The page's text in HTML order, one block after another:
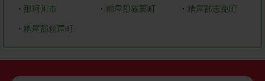
・ 那珂川市 ・ 糟屋郡篠栗町 ・ 糟屋郡志免町
・ 糟屋郡粕屋町